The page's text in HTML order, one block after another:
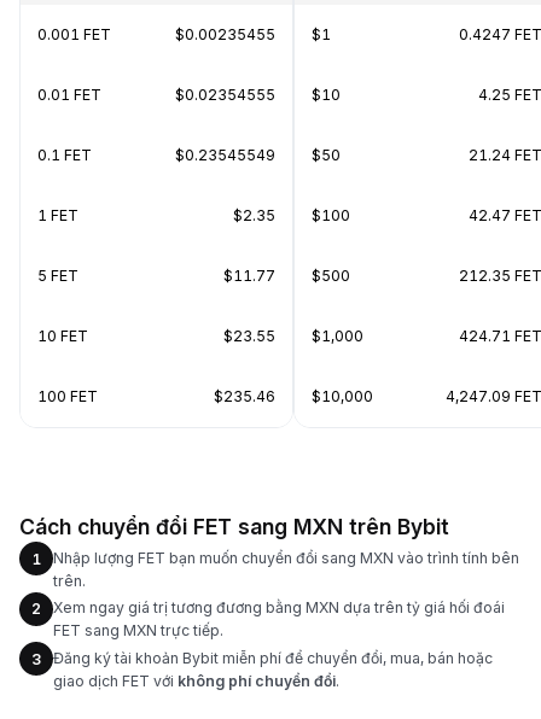
0.001 FET $0.00235455
0.01 FET $0.02354555
0.1 FET $0.23545549
1 FET $2.35
5 FET $11.77
10 FET $23.55
100 FET $235.46
$1 0.4247 FET
$10 4.25 FET
$50 21.24 FET
$100 42.47 FET
$500 212.35 FET
$1,000 424.71 FET
$10,000 4,247.09 FET
Cách chuyển đổi FET sang MXN trên Bybit
1
Nhập lượng FET bạn muốn chuyển đổi sang MXN vào trình tính bên
trên.
2
Xem ngay giá trị tương đương bằng MXN dựa trên tỷ giá hối đoái
FET sang MXN trực tiếp.
3
Đăng ký tài khoản Bybit miễn phí để chuyển đổi, mua, bán hoặc
giao dịch FET với không phí chuyển đổi.